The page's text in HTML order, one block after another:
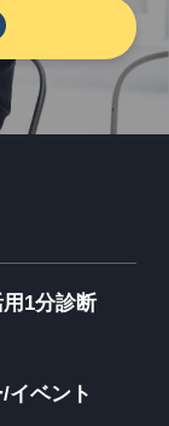
1分診断
イベント